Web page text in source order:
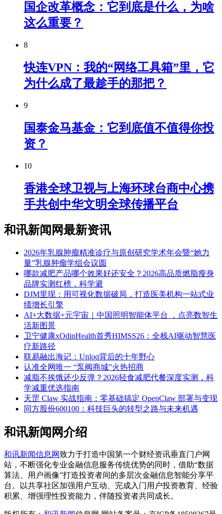
国企改革概念：它到底是什么，为啥
这么重要？
8
快连VPN：我的“网络工具箱”里，它
为什么成了最趁手的那把？
9
国泰金马基金：它到底值不值得你投
资？
10
香港全球卫视与上海环球台商中心携
手共创中华文明全球传播平台
和讯新闻网最新资讯
2026年乳腺肿瘤精准诊疗与原创研究学术年会暨“她力
量”乳腺肿瘤学组会议圆
​哪款减肥产品哪个效果好还安全？2026高品质燃脂瘦身
品牌实测红榜，科学避
DJM里现：用可视化数据破局，打造医美机构一站式业
绩增长引擎
AI+大数据+元宇宙｜中国照明智能体平台 ，点亮数智生
活新图景
卫宁健康xOdinHealth首秀HIMSS26：全栈AI驱动智慧医
疗新路径
联易融出海记：Unloq背后的十年野心
认准全网唯一 “泵阀商城”火热招商
减脂不挨饿还少反弹？2026轻食减肥代餐深度实测，科
学减重优选指南
天罡 Claw 实战指南：零基础搞定 OpenClaw 部署与变现
同方股份600100：科技巨头的转型之路与未来机遇
和讯新闻网介绍
和讯新闻信息网致力于打造中国第一个财经资讯垂直门户网
站，不断强化专业金融信息服务传统优势的同时，借助“数据
算法、用户画像”打造投资者间的多层次金融信息智能分享平
台。以共享社区加强用户互动、完成入门用户投资教育、经验
积累、增强理性投资能力，伴随投资者共同成长。